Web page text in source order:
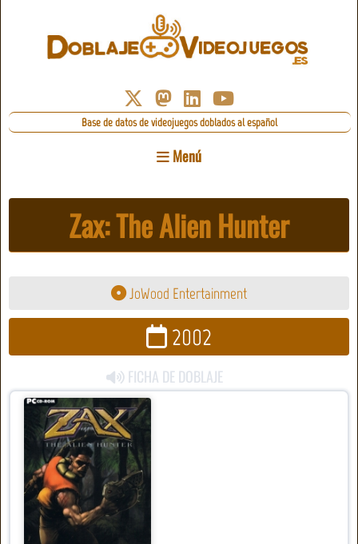
Base de datos de videojuegos doblados al español
Menú
Zax: The Alien Hunter
JoWood Entertainment
2002
FICHA DE DOBLAJE